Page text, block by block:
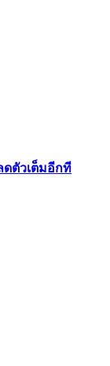
ดตัวเต็มอีกที